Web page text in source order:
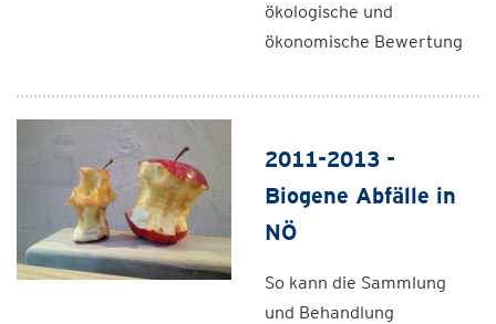
ökologische und
ökonomische Bewertung
2011-2013 -
Biogene Abfälle in
NÖ
So kann die Sammlung
und Behandlung